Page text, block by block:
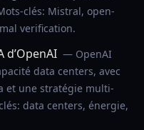
clés: Mistral, open-
verification.
d’OpenAI — OpenAI
data centers, avec
et une stratégie multi-
data centers, énergie,